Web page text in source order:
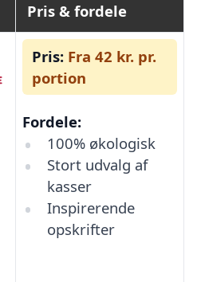
Pris & fordele
Pris: Fra 42 kr. pr.
portion
Fordele:
100% økologisk
Stort udvalg af
kasser
Inspirerende
opskrifter